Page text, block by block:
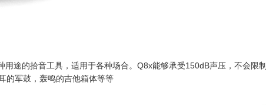
途的拾音工具，适用于各种场合。Q8x能够承受150dB声压，不会限
的军鼓，轰鸣的吉他箱体等等